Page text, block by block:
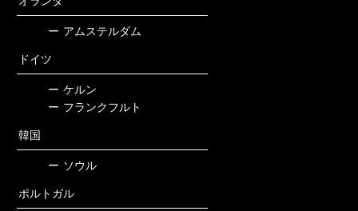
ー アムステルダム
ドイツ
ー ケルン
ー フランクフルト
韓国
ー ソウル
ポルトガル